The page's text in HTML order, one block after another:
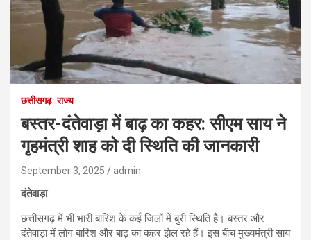
छत्तीसगढ़ राज्य
बस्तर-दंतेवाड़ा में बाढ़ का कहर: सीएम साय ने
गृहमंत्री शाह को दी स्थिति की जानकारी
September 3, 2025 admin
दंतेवाड़ा
छत्तीसगढ़ में भी भारी बारिश के कई जिलों में बुरी स्थिति है। बस्तर और
दंतेवाड़ा में लोग बारिश और बाढ़ का कहर झेल रहे हैं। इस बीच मुख्यमंत्री साय